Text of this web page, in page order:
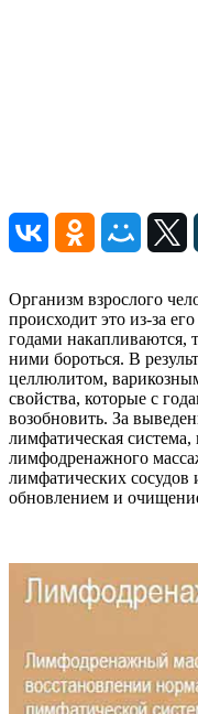
Организм взрослого
происходит это из-за
годами накапливаются,
ними бороться. В
целлюлитом,
свойства, которые с
возобновить. За
лимфатическая
лимфодренажного
лимфатических сосудов
обновлением и